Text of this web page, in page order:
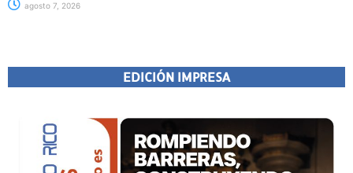
agosto 7, 2026
EDICIÓN IMPRESA